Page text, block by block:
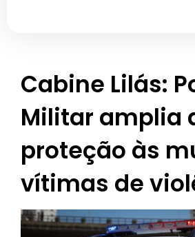
Cabine Lilás:
Militar amplia
proteção às
vítimas de